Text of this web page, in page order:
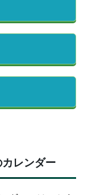
レンダー